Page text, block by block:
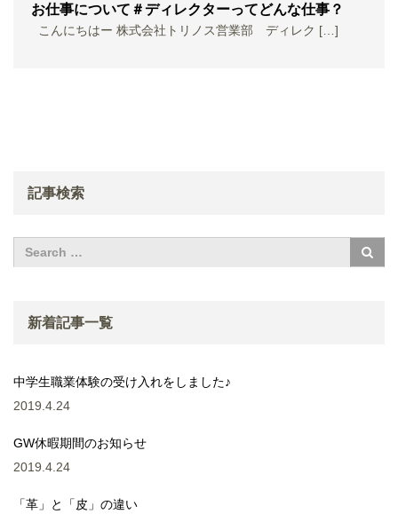
お仕事について＃ディレクターってどんな仕事？
こんにちはー 株式会社トリノス営業部 ディレク […]
記事検索
新着記事一覧
中学生職業体験の受け入れをしました♪
2019.4.24
GW休暇期間のお知らせ
2019.4.24
「革」と「皮」の違い